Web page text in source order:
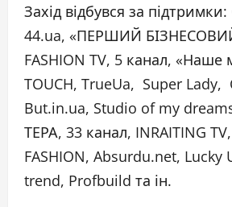
Захід відбувся за
44.ua, «ПЕРШИЙ
FASHION TV, 5 канал, «Наше
TOUCH, TrueUa, Super Lady,
But.in.ua, Studio of my
ТЕРА, 33 канал, INRAITING
FASHION, Absurdu.net, Lucky
trend, Profbuild та ін.